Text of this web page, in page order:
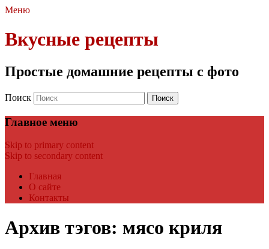
Меню
Вкусные рецепты
Простые домашние рецепты с фото
Поиск
Главное меню
Skip to primary content
Skip to secondary content
Главная
О сайте
Контакты
Архив тэгов: мясо криля